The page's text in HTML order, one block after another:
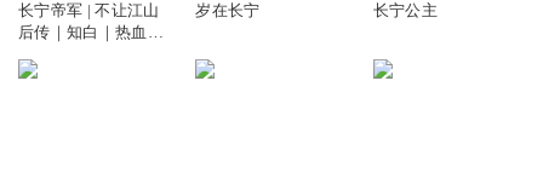
长宁帝军 | 不让江山
后传｜知白｜热血江
岁在长宁 长宁公主